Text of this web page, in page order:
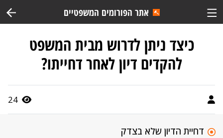
אתר הפורומים המשפטיים
כיצד ניתן לדרוש מבית המשפט
להקדים דיון לאחר דחייתו?
24
דחיית הדיון שלא בצדק